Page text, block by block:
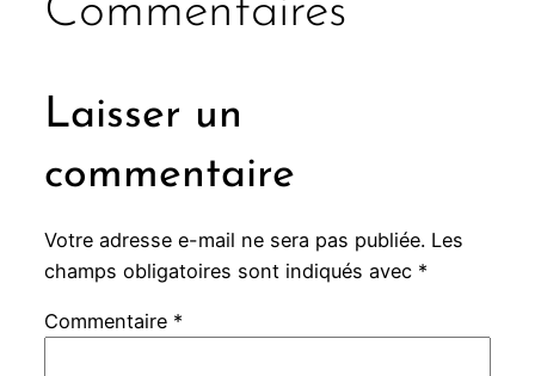
Commentaires
Laisser un
commentaire
Votre adresse e-mail ne sera pas publiée. Les
champs obligatoires sont indiqués avec *
Commentaire *